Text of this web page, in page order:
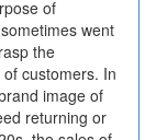
of
went
the
customers. In
image of
returning or